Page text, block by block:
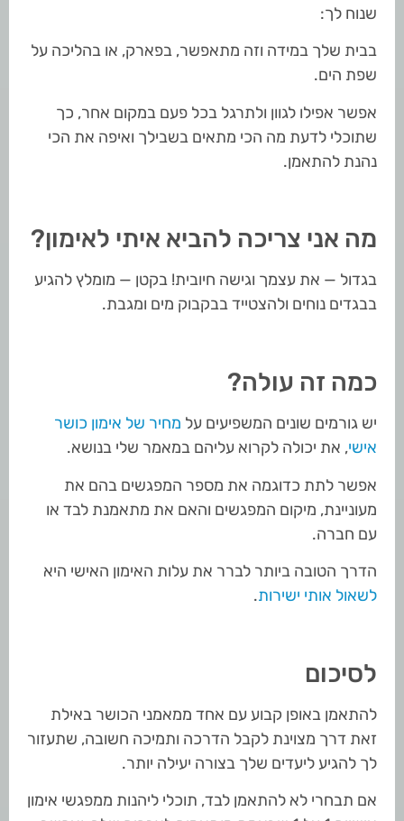
שנוח לך:
בבית שלך במידה וזה מתאפשר, בפארק, או בהליכה על
שפת הים.
אפשר אפילו לגוון ולתרגל בכל פעם במקום אחר, כך
שתוכלי לדעת מה הכי מתאים בשבילך ואיפה את הכי
נהנת להתאמן.
מה אני צריכה להביא איתי לאימון?
בגדול — את עצמך וגישה חיובית! בקטן — מומלץ להגיע
בבגדים נוחים ולהצטייד בבקבוק מים ומגבת.
כמה זה עולה?
יש גורמים שונים המשפיעים עלמחיר של אימון כושר
אישי, את יכולה לקרוא עליהם במאמר שלי בנושא.
אפשר לתת כדוגמה את מספר המפגשים בהם את
מעוניינת, מיקום המפגשים והאם את מתאמנת לבד או
עם חברה.
הדרך הטובה ביותר לברר את עלות האימון האישי היא
לשאול אותי ישירות.
לסיכום
להתאמן באופן קבוע עם אחד ממאמני הכושר באילת
זאת דרך מצוינת לקבל הדרכה ותמיכה חשובה, שתעזור
לך להגיע ליעדים שלך בצורה יעילה יותר.
אם תבחרי לא להתאמן לבד, תוכלי ליהנות ממפגשי אימון